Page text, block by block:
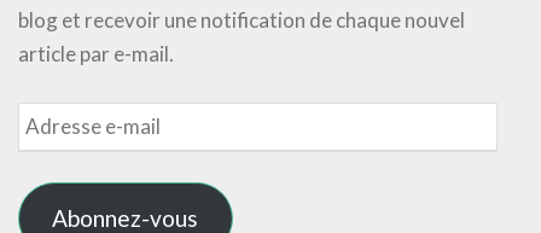
blog et recevoir une notification de chaque nouvel
article par e-mail.
Adresse
e-
mail
Abonnez-vous